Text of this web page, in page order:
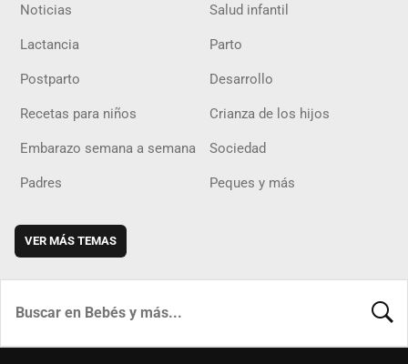
Noticias Salud infantil
Lactancia Parto
Postparto Desarrollo
Recetas para niños Crianza de los hijos
Embarazo semana a semana Sociedad
Padres Peques y más
VER MÁS TEMAS